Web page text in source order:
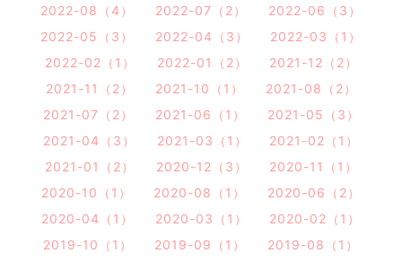
2022-08（4）
2022-07（2）
2022-06（3）
2022-05（3）
2022-04（3）
2022-03（1）
2022-02（1）
2022-01（2）
2021-12（2）
2021-11（2）
2021-10（1）
2021-08（2）
2021-07（2）
2021-06（1）
2021-05（3）
2021-04（3）
2021-03（1）
2021-02（1）
2021-01（2）
2020-12（3）
2020-11（1）
2020-10（1）
2020-08（1）
2020-06（2）
2020-04（1）
2020-03（1）
2020-02（1）
2019-10（1）
2019-09（1）
2019-08（1）